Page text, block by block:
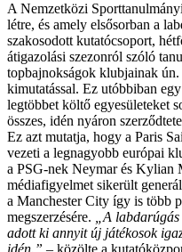
A Nemzetközi
létre, és amely elsősorban a
szakosodott kutatócsoport,
átigazolási szezonról szóló
topbajnokságok klubjainak ún.
kimutatással. Ez utóbbiban
legtöbbet költő egyesületeket
összes, idén nyáron
Ez azt mutatja, hogy a Paris
vezeti a legnagyobb európai
a PSG-nek Neymar és Kylian
médiafigyelmet sikerült
a Manchester City így is több
megszerzésére.
„A
adott ki annyit új játékosok